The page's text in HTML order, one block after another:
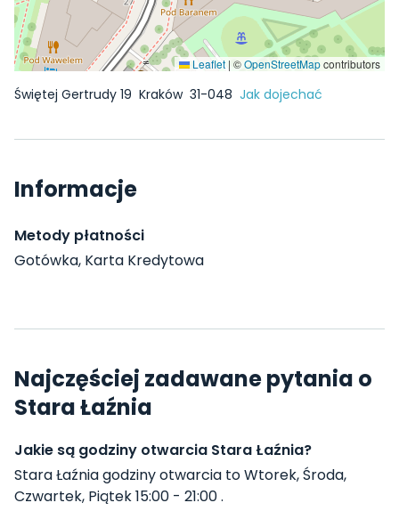
Leaflet | ©OpenStreetMapcontributors
Świętej Gertrudy 19 Kraków 31-048 Jak dojechać
Informacje
Metody płatności
Gotówka, Karta Kredytowa
Najczęściej zadawane pytania o
Stara Łaźnia
Jakie są godziny otwarcia Stara Łaźnia?
Stara Łaźnia godziny otwarcia to Wtorek, Środa,
Czwartek, Piątek 15:00 - 21:00 .